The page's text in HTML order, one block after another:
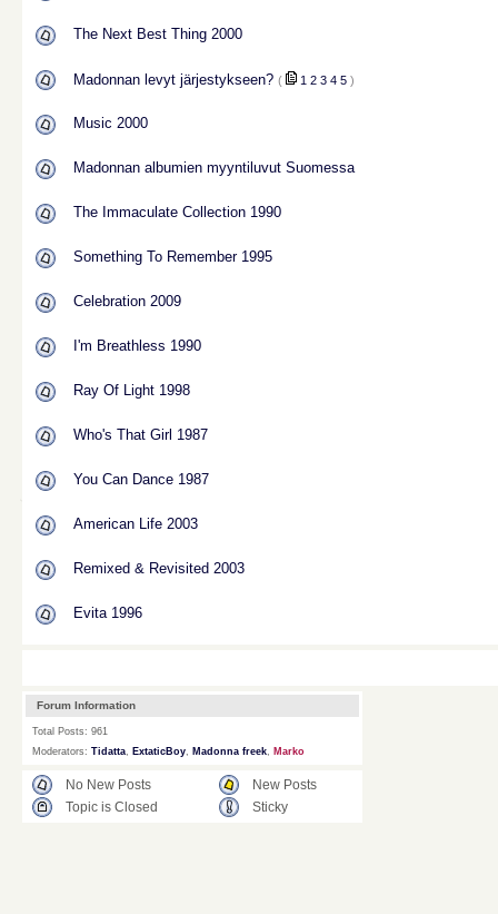
The Next Best Thing 2000
Madonnan levyt järjestykseen? ( 1 2 3 4 5 )
Music 2000
Madonnan albumien myyntiluvut Suomessa
The Immaculate Collection 1990
Something To Remember 1995
Celebration 2009
I'm Breathless 1990
Ray Of Light 1998
Who's That Girl 1987
You Can Dance 1987
American Life 2003
Remixed & Revisited 2003
Evita 1996
Forum Information
Total Posts: 961
Moderators: Tidatta, ExtaticBoy, Madonna freek, Marko
No New Posts
New Posts
Topic is Closed
Sticky